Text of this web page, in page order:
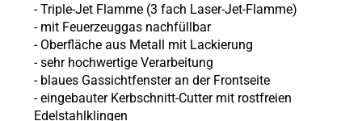
- Triple-Jet Flamme (3 fach Laser-Jet-Flamme)
- mit Feuerzeuggas nachfüllbar
- Oberfläche aus Metall mit Lackierung
- sehr hochwertige Verarbeitung
- blaues Gassichtfenster an der Frontseite
- eingebauter Kerbschnitt-Cutter mit rostfreien
Edelstahlklingen